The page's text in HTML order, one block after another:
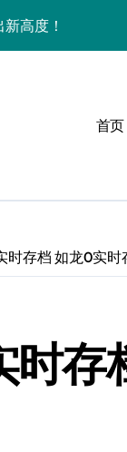
高度！
新定义！
美化｜手机分享
玩，炫酷加倍！
制潮流无限畅玩
时尚，一瞬惊艳
制主题潮到没朋
首页
时存档 如龙0实时
时存